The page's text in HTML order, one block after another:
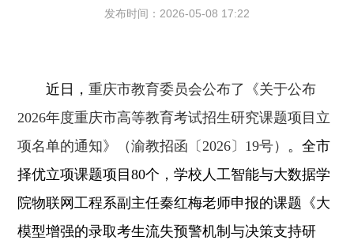
发布时间：2026-05-08 17:22
近日，重庆市教育委员会公布了 《关于公布
2026年度重庆市高等教育考试招生研究课题项目立
项名单的通知》（渝教招函〔2026〕19号） 。全市
择优立项课题项目80个，学校人工智能与大数据学
院物联网工程系副主任秦红梅老师申报的课题《大
模型增强的录取考生流失预警机制与决策支持研